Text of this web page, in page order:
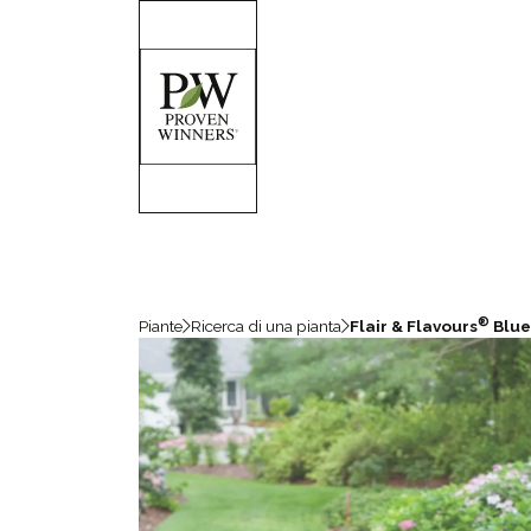
Piante Ricerca di una pianta Flair & Flavours®